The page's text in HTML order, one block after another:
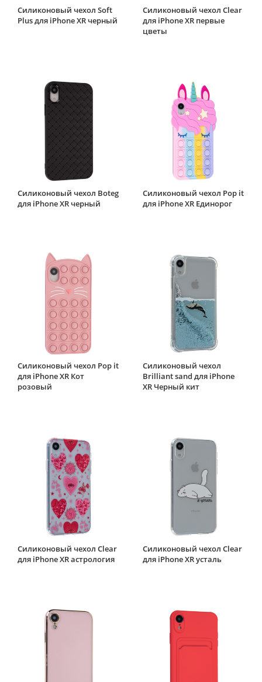
Силиконовый чехол Soft
Plus для iPhone XR черный
Силиконовый чехол Clear
для iPhone XR первые
цветы
Силиконовый чехол Boteg
для iPhone XR черный
Силиконовый чехол Pop it
для iPhone XR Единорог
Силиконовый чехол Pop it
для iPhone XR Кот
розовый
Силиконовый чехол
Brilliant sand для iPhone
XR Черный кит
Силиконовый чехол Clear
для iPhone XR астрология
Силиконовый чехол Clear
для iPhone XR усталь